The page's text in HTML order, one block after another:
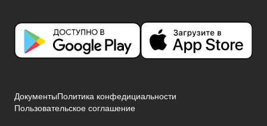
ДокументыПолитика конфедициальности
Пользовательское соглашение